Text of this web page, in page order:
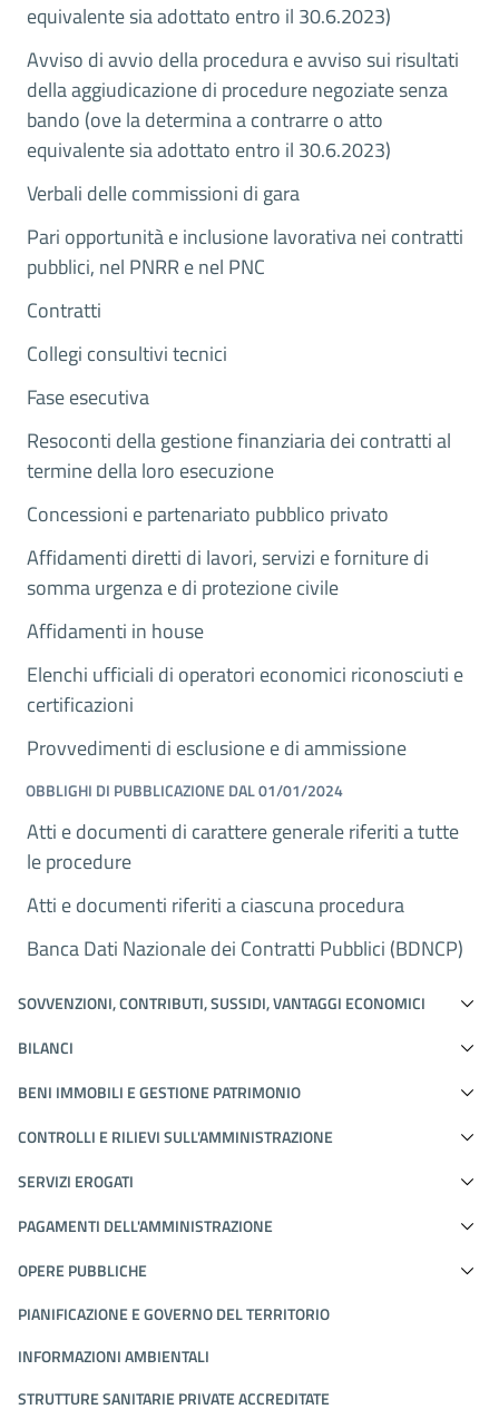
equivalente sia adottato entro il 30.6.2023)
Avviso di avvio della procedura e avviso sui risultati
della aggiudicazione di procedure negoziate senza
bando (ove la determina a contrarre o atto
equivalente sia adottato entro il 30.6.2023)
Verbali delle commissioni di gara
Pari opportunità e inclusione lavorativa nei contratti
pubblici, nel PNRR e nel PNC
Contratti
Collegi consultivi tecnici
Fase esecutiva
Resoconti della gestione finanziaria dei contratti al
termine della loro esecuzione
Concessioni e partenariato pubblico privato
Affidamenti diretti di lavori, servizi e forniture di
somma urgenza e di protezione civile
Affidamenti in house
Elenchi ufficiali di operatori economici riconosciuti e
certificazioni
Provvedimenti di esclusione e di ammissione
OBBLIGHI DI PUBBLICAZIONE DAL 01/01/2024
Atti e documenti di carattere generale riferiti a tutte
le procedure
Atti e documenti riferiti a ciascuna procedura
Banca Dati Nazionale dei Contratti Pubblici (BDNCP)
SOVVENZIONI, CONTRIBUTI, SUSSIDI, VANTAGGI ECONOMICI
BILANCI
BENI IMMOBILI E GESTIONE PATRIMONIO
CONTROLLI E RILIEVI SULL'AMMINISTRAZIONE
SERVIZI EROGATI
PAGAMENTI DELL'AMMINISTRAZIONE
OPERE PUBBLICHE
PIANIFICAZIONE E GOVERNO DEL TERRITORIO
INFORMAZIONI AMBIENTALI
STRUTTURE SANITARIE PRIVATE ACCREDITATE